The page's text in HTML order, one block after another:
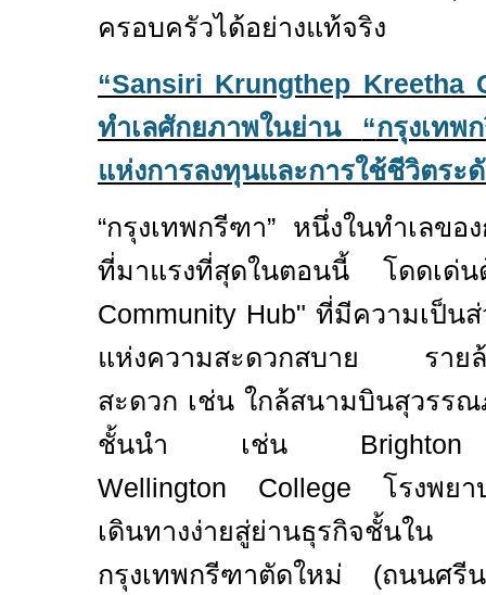
ครอบครัวได้อย่างแท้จริง
“Sansiri Krungthep Kreetha
ทำเลศักยภาพในย่าน “กรุงเทพ
แห่งการลงทุนและการใช้ชีวิตระ
“กรุงเทพกรีฑา” หนึ่งในทำเลขอ
ที่มาแรงที่สุดในตอนนี้ โดดเด่น
Community Hub" ที่มีความเป็น
แห่งความสะดวกสบาย รายล้
สะดวก เช่น ใกล้สนามบินสุวรร
ชั้นนำ เช่น
Wellington College โรงพย
เดินทางง่ายสู่ย่านธุรกิจชั้นใ
กรุงเทพกรีฑาตัดใหม่ (ถนนศ